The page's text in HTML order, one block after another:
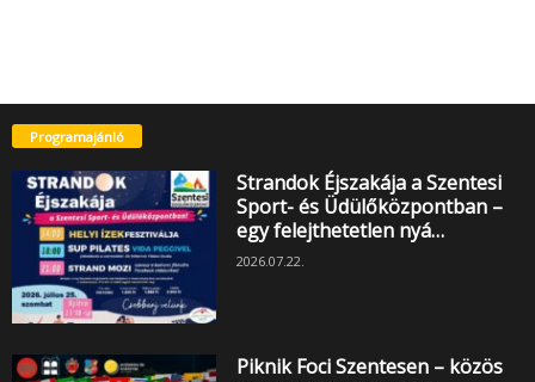
Programajánló
Strandok Éjszakája a Szentesi
Sport- és Üdülőközpontban –
egy felejthetetlen nyá…
2026.07.22.
Piknik Foci Szentesen – közös